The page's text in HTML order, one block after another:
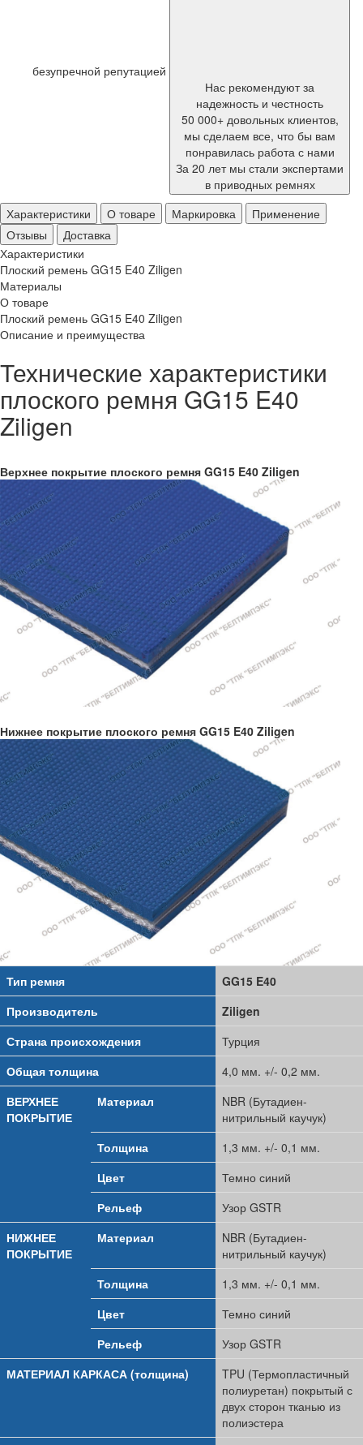
безупречной репутацией
Нас рекомендуют за
надежность и честность
50 000+ довольных клиентов,
мы сделаем все, что бы вам
понравилась работа с нами
За 20 лет мы стали экспертами
в приводных ремнях
Характеристики
О товаре Маркировка
Применение
Отзывы
Доставка
Характеристики
Плоский ремень GG15 E40 Ziligen
Материалы
О товаре
Плоский ремень GG15 E40 Ziligen
Описание и преимущества
Технические характеристики
плоского ремня GG15 E40
Ziligen
Верхнее покрытие плоского ремня GG15 E40 Ziligen
Нижнее покрытие плоского ремня GG15 E40 Ziligen
Тип ремня
GG15 E40
Производитель
Ziligen
Страна происхождения
Турция
Общая толщина
4,0 мм. +/- 0,2 мм.
ВЕРХНЕЕ
ПОКРЫТИЕ
Материал
NBR (Бутадиен-
нитрильный каучук)
Толщина
1,3 мм. +/- 0,1 мм.
Цвет
Темно синий
Рельеф
Узор GSTR
НИЖНЕЕ
ПОКРЫТИЕ
Материал
NBR (Бутадиен-
нитрильный каучук)
Толщина
1,3 мм. +/- 0,1 мм.
Цвет
Темно синий
Рельеф
Узор GSTR
МАТЕРИАЛ КАРКАСА (толщина)
TPU (Термопластичный
полиуретан) покрытый с
двух сторон тканью из
полиэстера